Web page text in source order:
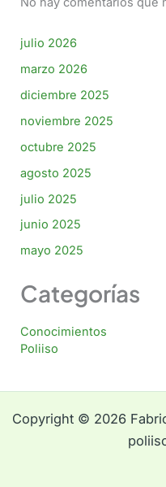
julio 2026
marzo 2026
diciembre 2025
noviembre 2025
octubre 2025
agosto 2025
julio 2025
junio 2025
mayo 2025
Categorías
Conocimientos
Poliiso
Copyright © 2026